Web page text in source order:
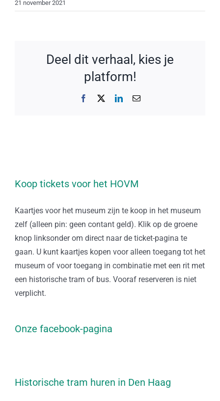
21 november 2021
Deel dit verhaal, kies je
platform!
Facebook LinkedIn
E-
Koop tickets voor het HOVM
Kaartjes voor het museum zijn te koop in het museum
zelf (alleen pin: geen contant geld). Klik op de groene
knop linksonder om direct naar de ticket-pagina te
gaan. U kunt kaartjes kopen voor alleen toegang tot het
museum of voor toegang in combinatie met een rit met
een historische tram of bus. Vooraf reserveren is niet
verplicht.
Onze facebook-pagina
Historische tram huren in Den Haag